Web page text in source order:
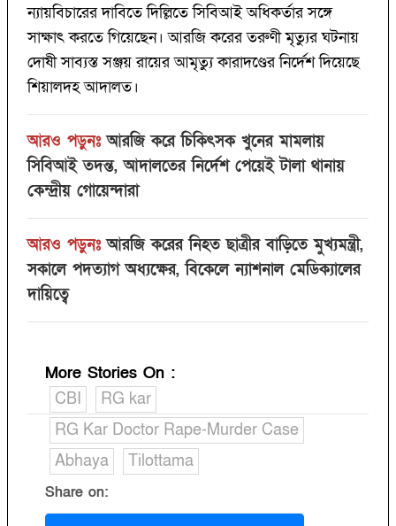
ন্যায়বিচারের দাবিতে দিল্লিতে সিবিআই অধিকর্তার সঙ্গে
সাক্ষাৎ করতে গিয়েছেন। আরজি করের তরুণী মৃত্যুর ঘটনায়
দোষী সাব্যস্ত সঞ্জয় রায়ের আমৃত্যু কারাদণ্ডের নির্দেশ দিয়েছে
শিয়ালদহ আদালত।
আরও পড়ুনঃ আরজি করে চিকিৎসক খুনের মামলায়
সিবিআই তদন্ত, আদালতের নির্দেশ পেয়েই টালা থানায়
কেন্দ্রীয় গোয়েন্দারা
আরও পড়ুনঃ আরজি করের নিহত ছাত্রীর বাড়িতে মুখ্যমন্ত্রী,
সকালে পদত্যাগ অধ্যক্ষের, বিকেলে ন্যাশনাল মেডিক্যালের
দায়িত্বে
More Stories On :
CBI
RG kar
RG Kar Doctor Rape-Murder Case
Abhaya
Tilottama
Share on: